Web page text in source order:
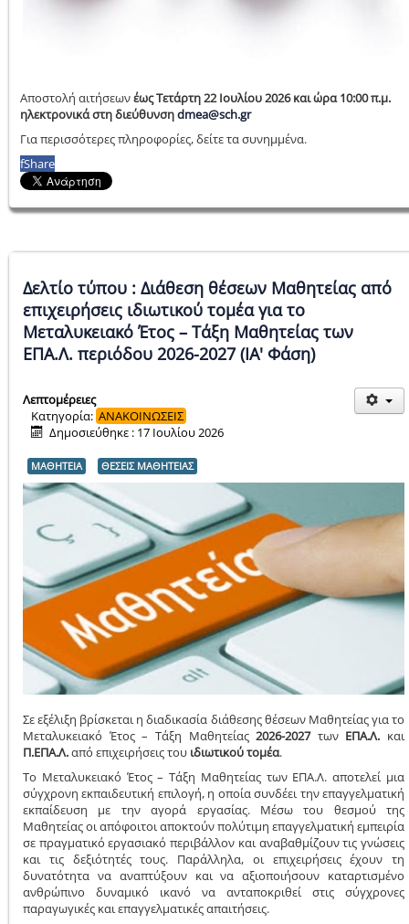
Αποστολή αιτήσεωνέως Τετάρτη 22 Ιουλίου 2026 και ώρα 10:00 π.μ.
ηλεκτρονικά στη διεύθυνσηdmea@sch.gr
Για περισσότερες πληροφορίες, δείτε τα συνημμένα.
fShare
Δελτίο τύπου : Διάθεση θέσεων Μαθητείας από
επιχειρήσεις ιδιωτικού τομέα για το
Μεταλυκειακό Έτος – Τάξη Μαθητείας των
ΕΠΑ.Λ. περιόδου 2026-2027 (ΙΑ' Φάση)
Λεπτομέρειες
Κατηγορία: ΑΝΑΚΟΙΝΩΣΕΙΣ
Δημοσιεύθηκε : 17 Ιουλίου 2026
ΜΑΘΗΤΕΙΑ ΘΕΣΕΙΣ ΜΑΘΗΤΕΙΑΣ
Σε εξέλιξη βρίσκεται η διαδικασία διάθεσης θέσεων Μαθητείας για το
Μεταλυκειακό Έτος – Τάξη Μαθητείας2026-2027των ΕΠΑ.Λ. και
Π.ΕΠΑ.Λ.από επιχειρήσεις του ιδιωτικού τομέα.
Το Μεταλυκειακό Έτος – Τάξη Μαθητείας των ΕΠΑ.Λ. αποτελεί μια
σύγχρονη εκπαιδευτική επιλογή, η οποία συνδέει την επαγγελματική
εκπαίδευση με την αγορά εργασίας. Μέσω του θεσμού της
Μαθητείας οι απόφοιτοι αποκτούν πολύτιμη επαγγελματική εμπειρία
σε πραγματικό εργασιακό περιβάλλον και αναβαθμίζουν τις γνώσεις
και τις δεξιότητές τους. Παράλληλα, οι επιχειρήσεις έχουν τη
δυνατότητα να αναπτύξουν και να αξιοποιήσουν καταρτισμένο
ανθρώπινο δυναμικό ικανό να ανταποκριθεί στις σύγχρονες
παραγωγικές και επαγγελματικές απαιτήσεις.